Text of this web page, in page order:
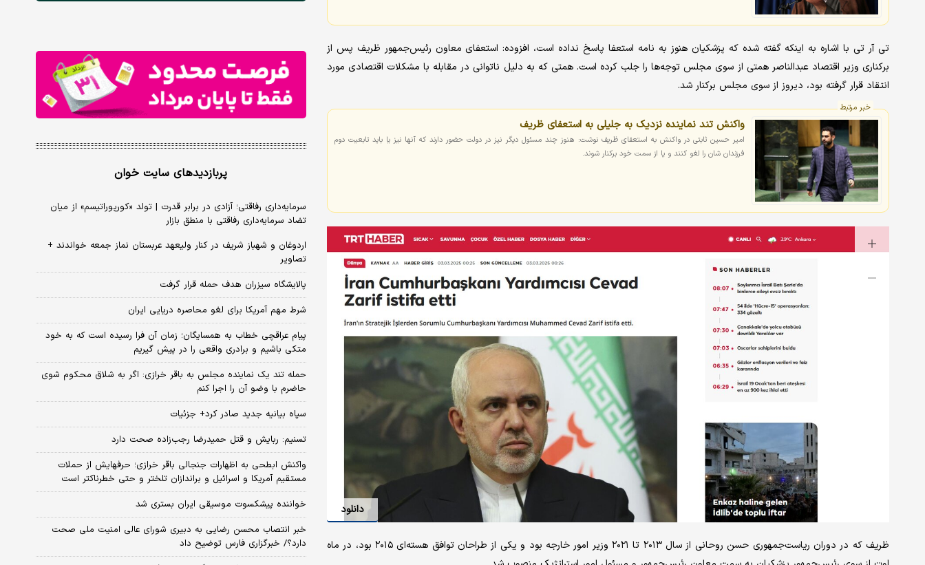
تی آر تی با اشاره به اینکه گفته شده که پزشکیان هنوز به نامه استعفا پاسخ نداده است، افزوده: استعفای معاون رئیس‌جمهور ظریف پس از
برکناری وزیر اقتصاد عبدالناصر همتی از سوی مجلس توجه‌ها را جلب کرده است. همتی که به دلیل ناتوانی در مقابله با مشکلات اقتصادی مورد
انتقاد قرار گرفته بود، دیروز از سوی مجلس برکنار شد.
خبر مرتبط
واکنش تند نماینده نزدیک به جلیلی به استعفای ظریف
امیر حسین ثابتی در واکنش به استعفای ظریف نوشت: هنوز چند مسئول دیگر نیز در دولت حضور دارند که آنها نیز یا باید تابعیت دوم
فرزندان شان را لغو کنند و یا از سمت خود برکنار شوند.
دانلود
ظریف که در دوران ریاست‌جمهوری حسن روحانی از سال ۲۰۱۳ تا ۲۰۲۱ وزیر امور خارجه بود و یکی از طراحان توافق هسته‌ای ۲۰۱۵ بود، در ماه
پربازدیدهای سایت خوان
سرمایه‌داری رفاقتی؛ آزادی در برابر قدرت | تولد «کورپوراتیسم» از میان
تضاد سرمایه‌داری رفاقتی با منطق بازار
اردوغان و شهباز شریف در کنار ولیعهد عربستان نماز جمعه خواندند +
تصاویر
پالایشگاه سیزران هدف حمله قرار گرفت
شرط مهم آمریکا برای لغو محاصره دریایی ایران
پیام عراقچی خطاب به همسایگان؛ زمان آن فرا رسیده است که به خود
متکی باشیم و برادری واقعی را در پیش گیریم
حمله تند یک نماینده مجلس به باقر خرازی: اگر به شلاق محکوم شوی
حاضرم با وضو آن را اجرا کنم
سپاه بیانیه جدید صادر کرد+ جزئیات
تسنیم: ربایش و قتل حمیدرضا رجب‌زاده صحت دارد
واکنش ابطحی به اظهارات جنجالی باقر خرازی؛ حرفهایش از حملات
مستقیم آمریکا و اسرائیل و براندازان تلختر و حتی خطرناکتر است
خواننده پیشکسوت موسیقی ایران بستری شد
خبر انتصاب محسن رضایی به دبیری شورای عالی امنیت ملی صحت
دارد؟/ خبرگزاری فارس توضیح داد